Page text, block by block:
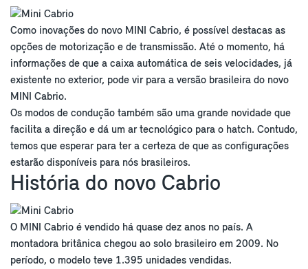
Como inovações do novo MINI Cabrio, é possível destacas as
opções de motorização e de transmissão. Até o momento, há
informações de que a caixa automática de seis velocidades, já
existente no exterior, pode vir para a versão brasileira do novo
MINI Cabrio.
Os modos de condução também são uma grande novidade que
facilita a direção e dá um ar tecnológico para o hatch. Contudo,
temos que esperar para ter a certeza de que as configurações
estarão disponíveis para nós brasileiros.
História do novo Cabrio
O MINI Cabrio é vendido há quase dez anos no país. A
montadora britânica chegou ao solo brasileiro em 2009. No
período, o modelo teve 1.395 unidades vendidas.